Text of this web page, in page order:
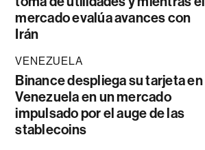
mercado evalúa avances con
Irán
VENEZUELA
Binance despliega su tarjeta en
Venezuela en un mercado
impulsado por el auge de las
stablecoins